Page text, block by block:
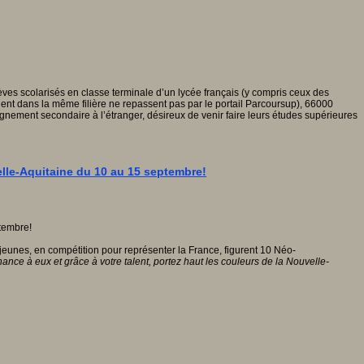
scolarisés en classe terminale d’un lycée français (y compris ceux des
dans la même filière ne repassent pas par le portail Parcoursup), 66000
secondaire à l’étranger, désireux de venir faire leurs études supérieures
Aquitaine du 10 au 15 septembre!
en compétition pour représenter la France, figurent 10 Néo-
à eux et grâce à votre talent, portez haut les couleurs de la Nouvelle-